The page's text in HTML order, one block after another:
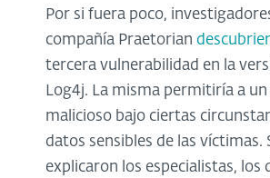
Por si fuera poco,
compañía Praetorian
tercera vulnerabilidad en la
Log4j. La misma permitiría a
malicioso bajo ciertas
datos sensibles de las víctimas.
explicaron los especialistas, los